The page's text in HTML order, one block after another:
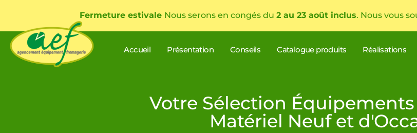
Fermeture estivale Nous serons en congés du 2 au 23 août inclus. Nous vous
Accueil Présentation Conseils Catalogue produits Réalisations
Votre Sélection
Matériel Neuf et